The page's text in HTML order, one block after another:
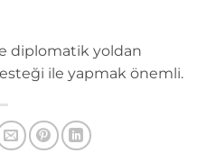
diplomatik yoldan
ile yapmak önemli.